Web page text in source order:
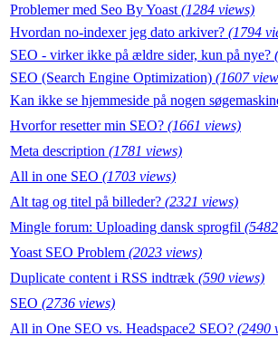
Problemer med Seo By Yoast (1284 views)
Hvordan no-indexer jeg dato arkiver? (1794
SEO - virker ikke på ældre sider, kun på nye?
SEO (Search Engine Optimization) (1607
Kan ikke se hjemmeside på nogen
Hvorfor resetter min SEO? (1661 views)
Meta description (1781 views)
All in one SEO (1703 views)
Alt tag og titel på billeder? (2321 views)
Mingle forum: Uploading dansk sprogfil
Yoast SEO Problem (2023 views)
Duplicate content i RSS indtræk (590 views)
SEO (2736 views)
All in One SEO vs. Headspace2 SEO? (2490